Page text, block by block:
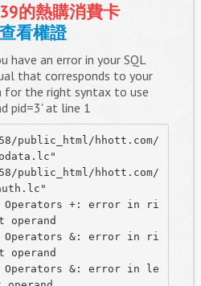
的熱購消費卡
看權證
have an error in your SQL
that corresponds to your
for the right syntax to use
pid=3' at line 1
public_html/hhott.com/
public_html/hhott.com/
operand
operand